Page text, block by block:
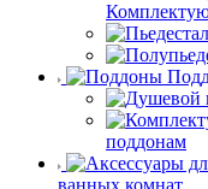
поддонам
ванных комнат